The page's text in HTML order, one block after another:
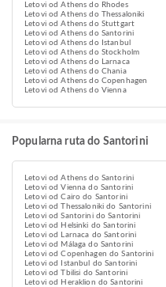
Letovi od Athens do Rhodes
Letovi od Athens do Thessaloniki
Letovi od Athens do Stuttgart
Letovi od Athens do Santorini
Letovi od Athens do Istanbul
Letovi od Athens do Stockholm
Letovi od Athens do Larnaca
Letovi od Athens do Chania
Letovi od Athens do Copenhagen
Letovi od Athens do Vienna
Popularna ruta do Santorini
Letovi od Athens do Santorini
Letovi od Vienna do Santorini
Letovi od Cairo do Santorini
Letovi od Thessaloniki do Santorini
Letovi od Santorini do Santorini
Letovi od Helsinki do Santorini
Letovi od Larnaca do Santorini
Letovi od Málaga do Santorini
Letovi od Copenhagen do Santorini
Letovi od Istanbul do Santorini
Letovi od Tbilisi do Santorini
Letovi od Heraklion do Santorini